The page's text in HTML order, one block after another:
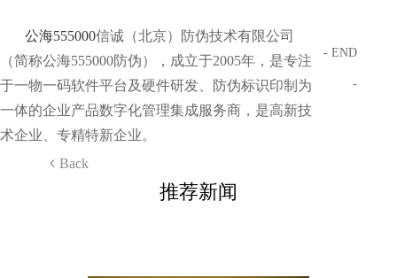
公海555000信诚（北京）防伪技术有限公司
（简称公海555000防伪），成立于2005年，是专注
于一物一码软件平台及硬件研发、防伪标识印制为
一体的企业产品数字化管理集成服务商，是高新技
术企业、专精特新企业。
Back
- END
-
推荐新闻